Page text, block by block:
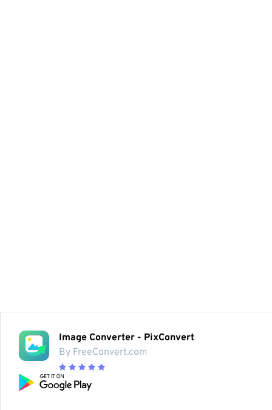
Image Converter - PixConvert
By FreeConvert.com